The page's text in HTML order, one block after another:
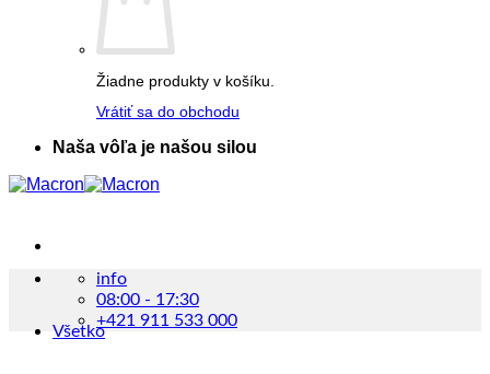
Žiadne produkty v košíku.
Vrátiť sa do obchodu
Naša vôľa je našou silou
Všetko
info
08:00 - 17:30
+421 911 533 000